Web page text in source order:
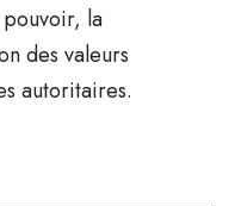
la
des valeurs
autoritaires.